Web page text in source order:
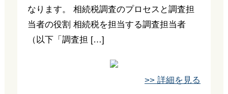
なります。 相続税調査のプロセスと調査担
当者の役割 相続税を担当する調査担当者
（以下「調査担 […]
>> 詳細を見る